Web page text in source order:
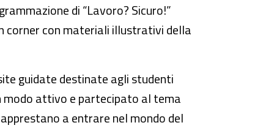
di “Lavoro? Sicuro!”
corner con materiali illustrativi della
guidate destinate agli studenti
modo attivo e partecipato al tema
a entrare nel mondo del